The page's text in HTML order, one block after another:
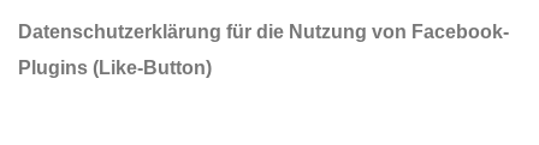
Datenschutzerklärung für die Nutzung von Facebook-
Plugins (Like-Button)